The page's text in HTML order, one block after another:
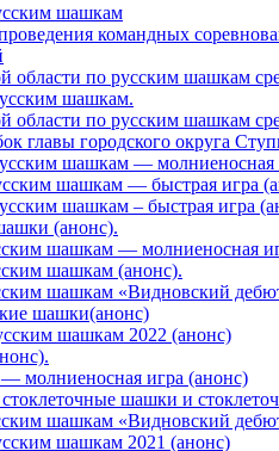
шашкам
командных
области по русским шашкам
шашкам.
области по русским шашкам
главы городского округа
шашкам — молниеносная
шашкам — быстрая игра
шашкам – быстрая игра
(анонс).
шашкам — молниеносная
шашкам (анонс).
шашкам «Видновский
шашки(анонс)
шашкам 2022 (анонс)
молниеносная игра (анонс)
шашки и
шашкам «Видновский
шашкам 2021 (анонс)